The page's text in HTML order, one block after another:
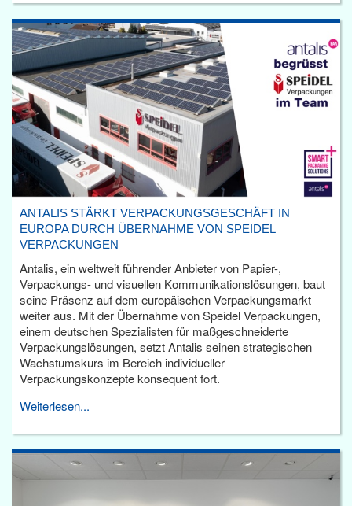
ANTALIS STÄRKT VERPACKUNGSGESCHÄFT IN
EUROPA DURCH ÜBERNAHME VON SPEIDEL
VERPACKUNGEN
Antalis, ein weltweit führender Anbieter von Papier-,
Verpackungs- und visuellen Kommunikationslösungen, baut
seine Präsenz auf dem europäischen Verpackungsmarkt
weiter aus. Mit der Übernahme von Speidel Verpackungen,
einem deutschen Spezialisten für maßgeschneiderte
Verpackungslösungen, setzt Antalis seinen strategischen
Wachstumskurs im Bereich individueller
Verpackungskonzepte konsequent fort.
Weiterlesen...